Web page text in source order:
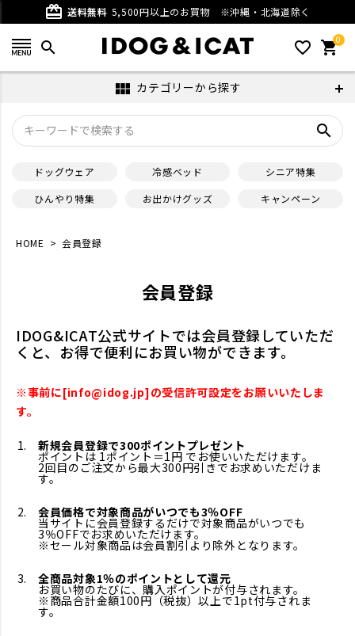
card_giftcard 送料無料 5,500円以上のお買物 ※沖縄・北海道除く
search favorite_outline 0
shopping_cart
view_module カテゴリーから探す
search
ドッグウェア 冷感ベッド
シニア特集
ひんやり特集
お出かけグッズ キャンペーン
HOME 会員登録
会員登録
IDOG&ICAT公式サイトでは会員登録していただ
くと、お得で便利にお買い物ができます。
※事前に[info@idog.jp]の受信許可設定をお願いいたしま
す。
新規会員登録で300ポイントプレゼント
ポイントは 1ポイント＝1円 でお使いいただけます。
2回目のご注文から最大300円引きでお求めいただけま
す。
会員価格で対象商品がいつでも3％OFF
当サイトに会員登録するだけで対象商品がいつでも
3％OFFでお求めいただけます。
※セール対象商品は会員割引より除外となります。
全商品対象1％のポイントとして還元
お買い物のたびに、購入ポイントが付与されます。
※商品合計金額100円（税抜）以上で1pt付与されま
す。